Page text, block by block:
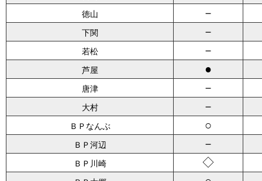
徳山 －
下関 －
若松 －
芦屋 ●
唐津 －
大村 －
ＢＰなんぶ ○
ＢＰ河辺 －
ＢＰ川崎 ◇